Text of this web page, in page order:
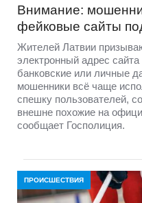
Внимание:
фейковые сайты
Жителей Латвии
электронный адрес
банковские или личные
мошенники всё чаще
спешку пользователей,
внешне похожие на
сообщает Госполиция.
ПРОИСШЕСТВИЯ